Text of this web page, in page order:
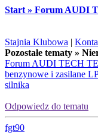
Start » Forum AUDI
Stajnia Klubowa |
Pozostałe tematy »
Forum AUDI TECH
benzynowe i zasilane
silnika
Odpowiedz do tematu
fgt90